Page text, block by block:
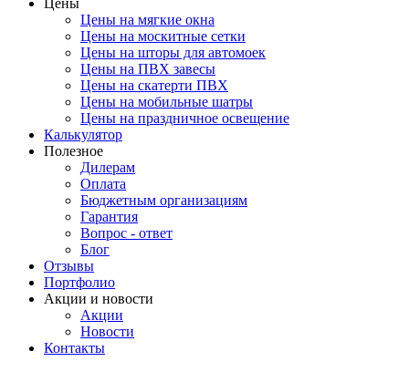
Цены
Цены на мягкие окна
Цены на москитные сетки
Цены на шторы для автомоек
Цены на ПВХ завесы
Цены на скатерти ПВХ
Цены на мобильные шатры
Цены на праздничное освещение
Калькулятор
Полезное
Дилерам
Оплата
Бюджетным организациям
Гарантия
Вопрос - ответ
Блог
Отзывы
Портфолио
Акции и новости
Акции
Новости
Контакты